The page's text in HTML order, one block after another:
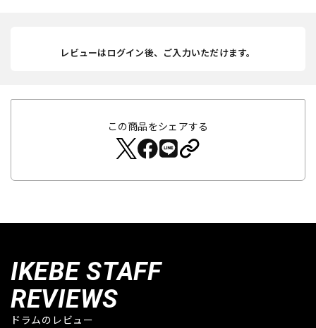
レビューはログイン後、ご入力いただけます。
この商品をシェアする
IKEBE STAFF
REVIEWS
ドラムのレビュー